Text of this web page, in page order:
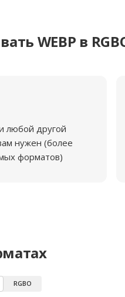
WEBP в
любой другой
нужен (более
форматов)
RGBO